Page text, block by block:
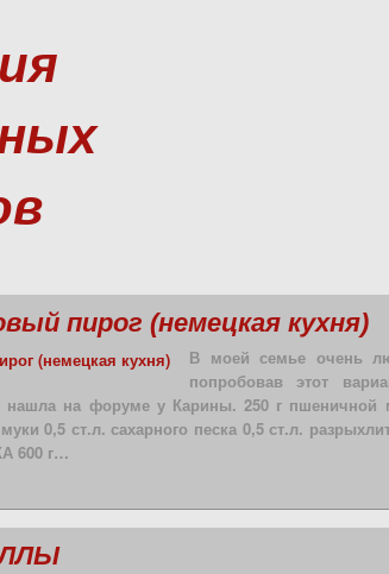
пирог (немецкая кухня)
В моей семье очень
попробовав этот
на форуме у Карины. 250 г пшеничной
0,5 ст.л. сахарного песка 0,5 ст.л.
600 г…